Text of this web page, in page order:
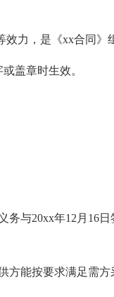
力，是《xx合同》
盖章时生效。
务与20xx年12月16
方能按要求满足需